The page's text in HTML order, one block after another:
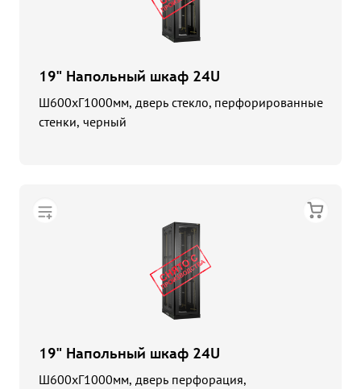
19" Напольный шкаф 24U
Ш600хГ1000мм, дверь стекло, перфорированные
стенки, черный
19" Напольный шкаф 24U
Ш600хГ1000мм, дверь перфорация,